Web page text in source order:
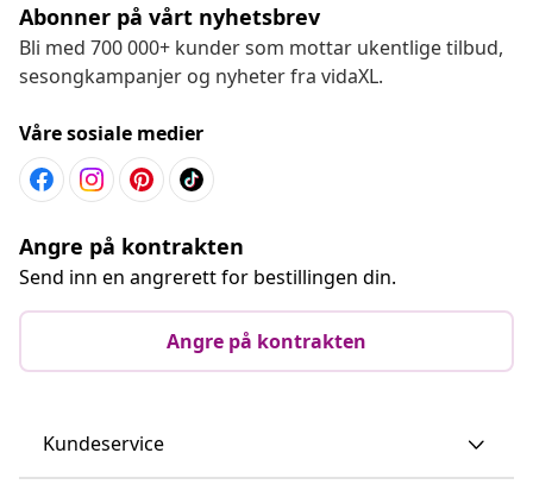
Abonner på vårt nyhetsbrev
Bli med 700 000+ kunder som mottar ukentlige tilbud,
sesongkampanjer og nyheter fra vidaXL.
Våre sosiale medier
Angre på kontrakten
Send inn en angrerett for bestillingen din.
Angre på kontrakten
Kundeservice